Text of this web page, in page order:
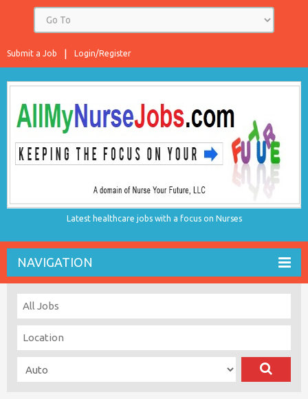
Login/Register
Submit a Job
Latest healthcare jobs with a focus on Nurses
NAVIGATION